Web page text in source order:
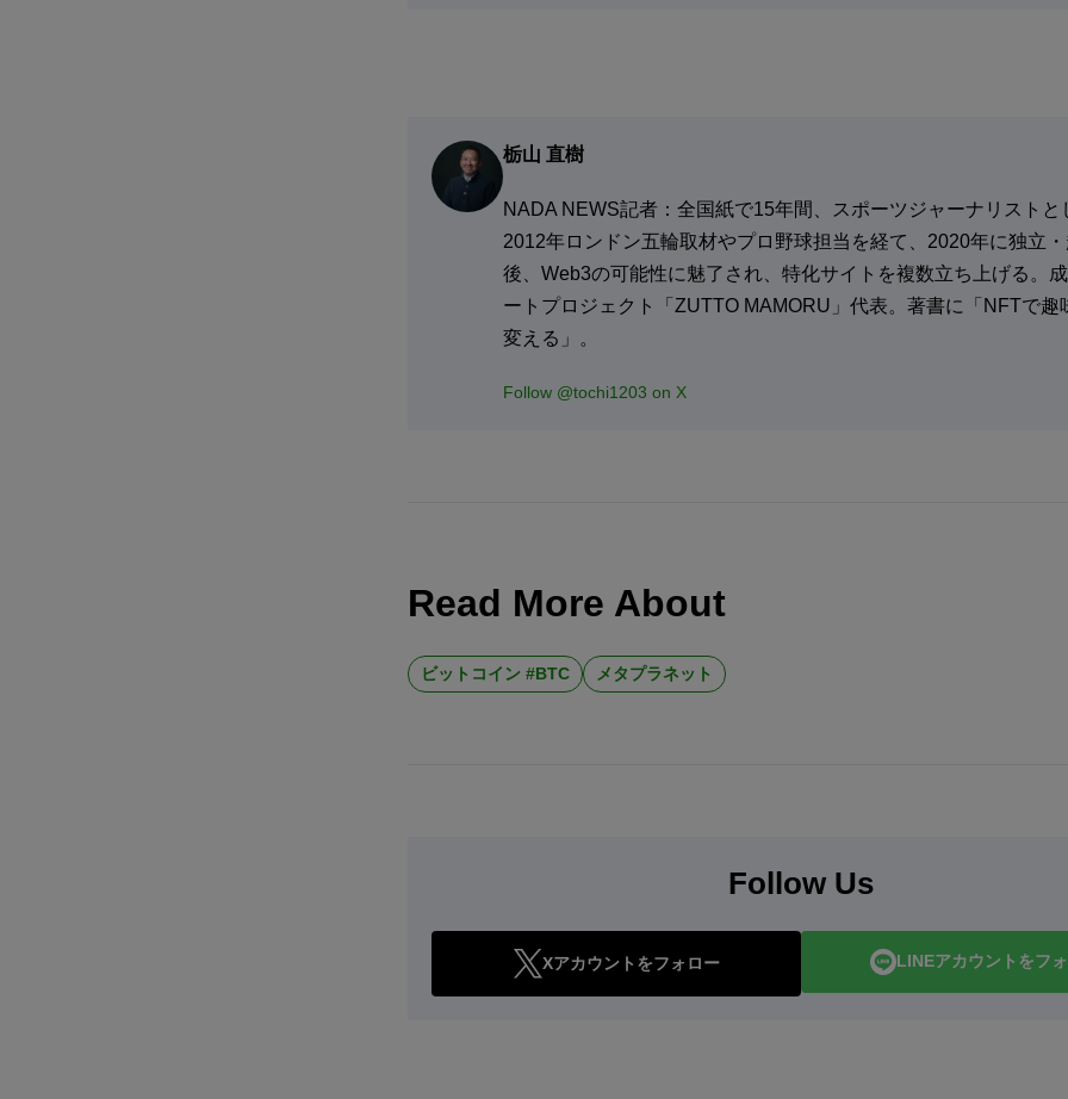
栃山 直樹
NADA NEWS記者：全国紙で15年間、スポーツジャーナリストと
2012年ロンドン五輪取材やプロ野球担当を経て、2020年に独立
後、Web3の可能性に魅了され、特化サイトを複数立ち上げる。
ートプロジェクト「ZUTTO MAMORU」代表。著書に「NFTで趣
変える」。
Follow @tochi1203 on X
Read More About
ビットコイン #BTC メタプラネット
Follow Us
Xアカウントをフォロー LINEアカウントをフ